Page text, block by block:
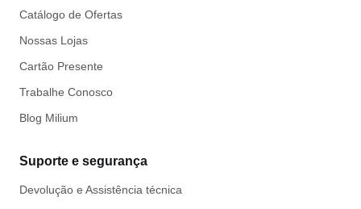
Catálogo de Ofertas
Nossas Lojas
Cartão Presente
Trabalhe Conosco
Blog Milium
Suporte e segurança
Devolução e Assistência técnica